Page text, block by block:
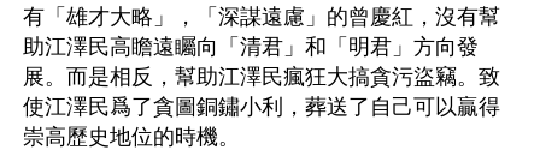
有「雄才大略」，「深謀遠慮」的曾慶紅，沒有幫
助江澤民高瞻遠矚向「清君」和「明君」方向發
展。而是相反，幫助江澤民瘋狂大搞貪污盜竊。致
使江澤民爲了貪圖銅鏽小利，葬送了自己可以贏得
崇高歷史地位的時機。